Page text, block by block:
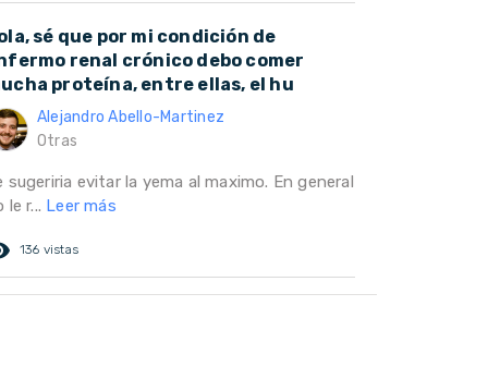
sé que por mi condición de
renal crónico debo comer
proteína, entre ellas, el hu
Alejandro Abello-Martinez
Otras
sugeriria evitar la yema al maximo. En general
le r... Leer más
136 vistas